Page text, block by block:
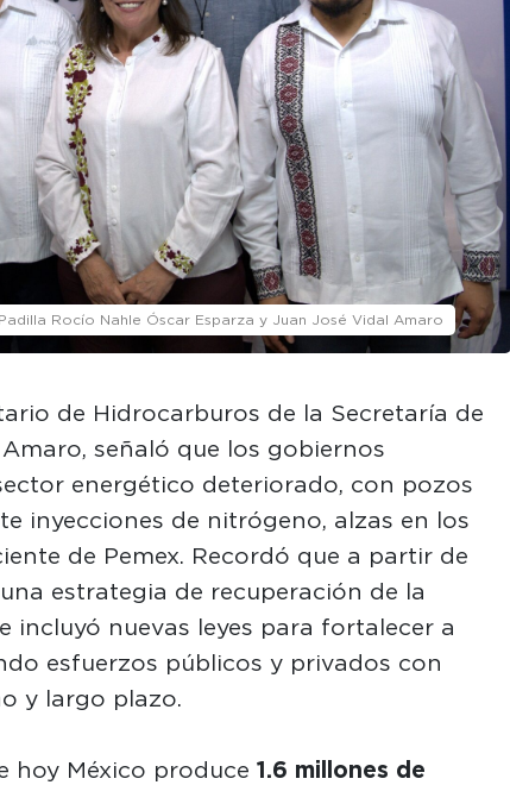
Rocío Nahle Óscar Esparza y Juan José Vidal Amaro
de Hidrocarburos de la Secretaría de
señaló que los gobiernos
energético deteriorado, con pozos
inyecciones de nitrógeno, alzas en los
de Pemex. Recordó que a partir de
estrategia de recuperación de la
incluyó nuevas leyes para fortalecer a
esfuerzos públicos y privados con
y largo plazo.
hoy México produce 1.6 millones de